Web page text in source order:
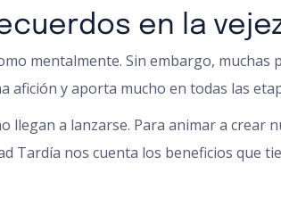
en la
mentalmente. Sin embargo,
y aporta mucho en todas las
a lanzarse. Para animar a crear
Tardía nos cuenta los beneficios que